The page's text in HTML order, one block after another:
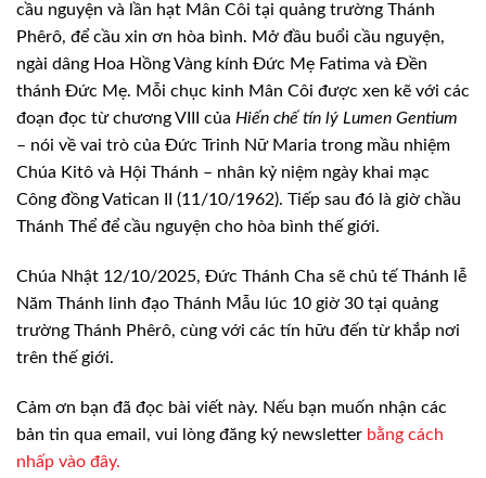
cầu nguyện và lần hạt Mân Côi tại quảng trường Thánh
Phêrô, để cầu xin ơn hòa bình. Mở đầu buổi cầu nguyện,
ngài dâng Hoa Hồng Vàng kính Đức Mẹ Fatima và Đền
thánh Đức Mẹ. Mỗi chục kinh Mân Côi được xen kẽ với các
đoạn đọc từ chương VIII của Hiến chế tín lý Lumen Gentium
– nói về vai trò của Đức Trinh Nữ Maria trong mầu nhiệm
Chúa Kitô và Hội Thánh – nhân kỷ niệm ngày khai mạc
Công đồng Vatican II (11/10/1962). Tiếp sau đó là giờ chầu
Thánh Thể để cầu nguyện cho hòa bình thế giới.
Chúa Nhật 12/10/2025, Đức Thánh Cha sẽ chủ tế Thánh lễ
Năm Thánh linh đạo Thánh Mẫu lúc 10 giờ 30 tại quảng
trường Thánh Phêrô, cùng với các tín hữu đến từ khắp nơi
trên thế giới.
Cảm ơn bạn đã đọc bài viết này. Nếu bạn muốn nhận các
bản tin qua email, vui lòng đăng ký newsletter bằng cách
nhấp vào đây.